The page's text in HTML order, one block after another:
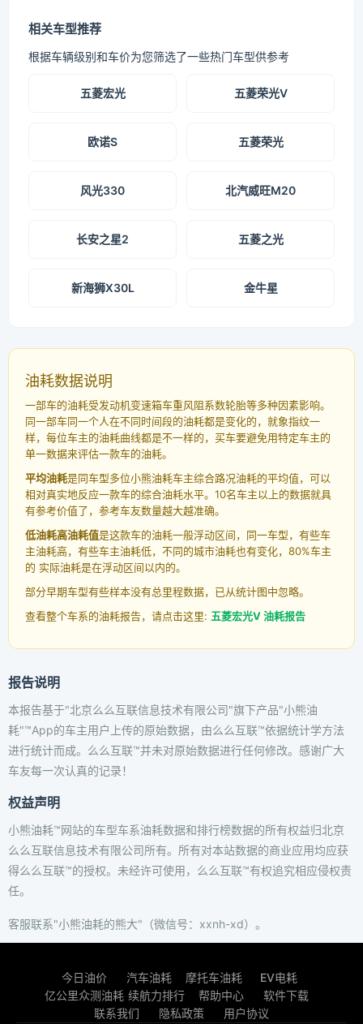
相关车型推荐
根据车辆级别和车价为您筛选了一些热门车型供参考
五菱宏光 五菱荣光V
欧诺S 五菱荣光
风光330 北汽威旺M20
长安之星2 五菱之光
新海狮X30L 金牛星
油耗数据说明
一部车的油耗受发动机变速箱车重风阻系数轮胎等多种因素影响。
同一部车同一个人在不同时间段的油耗都是变化的，就象指纹一
样，每位车主的油耗曲线都是不一样的，买车要避免用特定车主的
单一数据来评估一款车的油耗。
平均油耗是同车型多位小熊油耗车主综合路况油耗的平均值，可以
相对真实地反应一款车的综合油耗水平。10名车主以上的数据就具
有参考价值了，参考车友数量越大越准确。
低油耗高油耗值是这款车的油耗一般浮动区间，同一车型，有些车
主油耗高，有些车主油耗低，不同的城市油耗也有变化，80%车主
的 实际油耗是在浮动区间以内的。
部分早期车型有些样本没有总里程数据，已从统计图中忽略。
查看整个车系的油耗报告，请点击这里: 五菱宏光V 油耗报告
报告说明
本报告基于"北京么么互联信息技术有限公司"旗下产品"小熊油
耗"™App的车主用户上传的原始数据，由么么互联™依据统计学方法
进行统计而成。么么互联™并未对原始数据进行任何修改。感谢广大
车友每一次认真的记录！
权益声明
小熊油耗™网站的车型车系油耗数据和排行榜数据的所有权益归北京
么么互联信息技术有限公司所有。所有对本站数据的商业应用均应获
得么么互联™的授权。未经许可使用，么么互联™有权追究相应侵权责
任。
客服联系"小熊油耗的熊大"（微信号：xxnh-xd）。
今日油价 汽车油耗 摩托车油耗
EV电耗
亿公里众测油耗 续航力排行 帮助中心
软件下载
联系我们
隐私政策 用户协议